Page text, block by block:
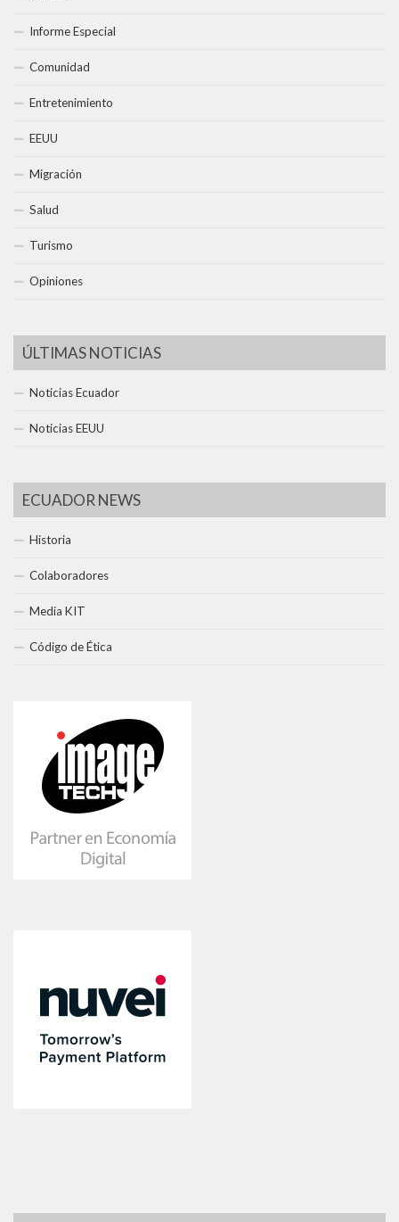
Informe Especial
Comunidad
Entretenimiento
EEUU
Migración
Salud
Turismo
Opiniones
ÚLTIMAS NOTICIAS
Noticias Ecuador
Noticias EEUU
ECUADOR NEWS
Historia
Colaboradores
Media KIT
Código de Ética